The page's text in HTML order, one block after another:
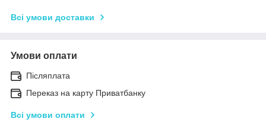
Всі умови доставки
Умови оплати
Післяплата
Переказ на карту Приватбанку
Всі умови оплати